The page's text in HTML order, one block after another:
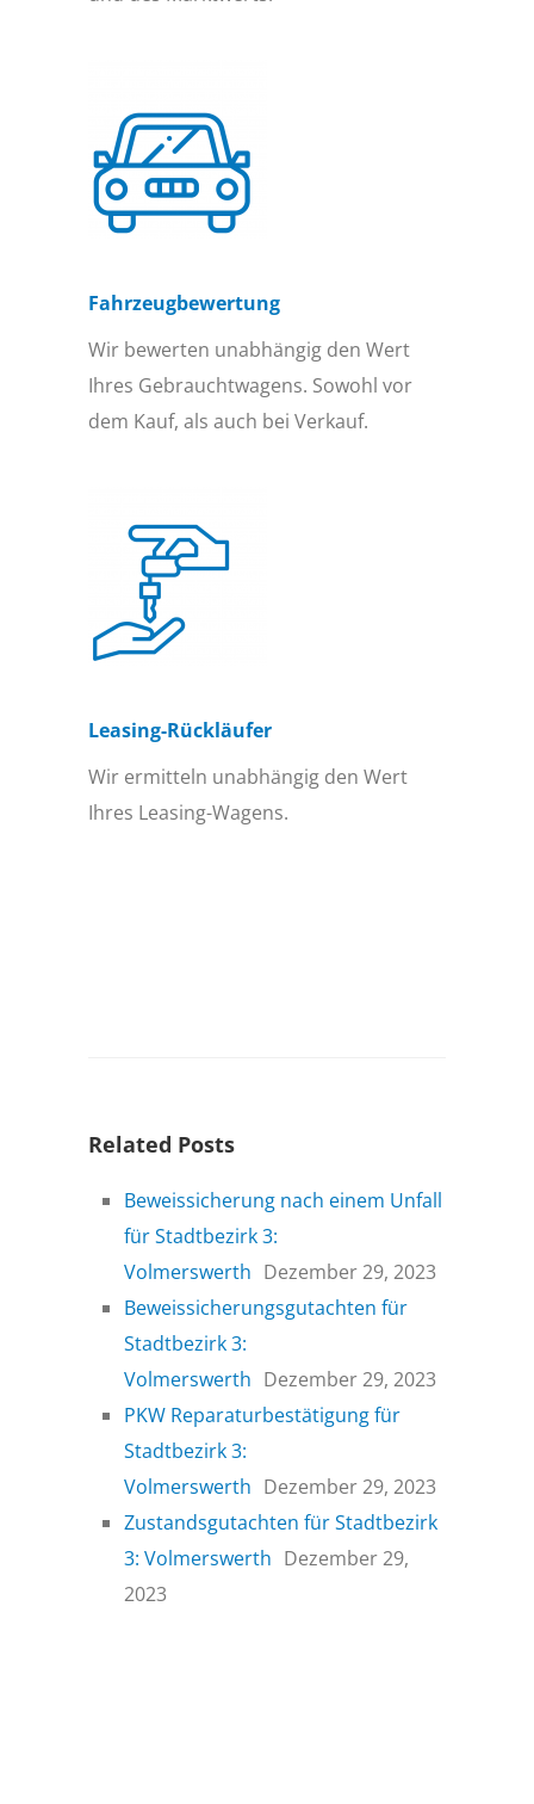
Fahrzeugbewertung
Wir bewerten unabhängig den Wert
Ihres Gebrauchtwagens. Sowohl vor
dem Kauf, als auch bei Verkauf.
Leasing-Rückläufer
Wir ermitteln unabhängig den Wert
Ihres Leasing-Wagens.
Related Posts
Beweissicherung nach einem Unfall
für Stadtbezirk 3:
Volmerswerth Dezember 29, 2023
Beweissicherungsgutachten für
Stadtbezirk 3:
Volmerswerth Dezember 29, 2023
PKW Reparaturbestätigung für
Stadtbezirk 3:
Volmerswerth Dezember 29, 2023
Zustandsgutachten für Stadtbezirk
3: Volmerswerth Dezember 29,
2023